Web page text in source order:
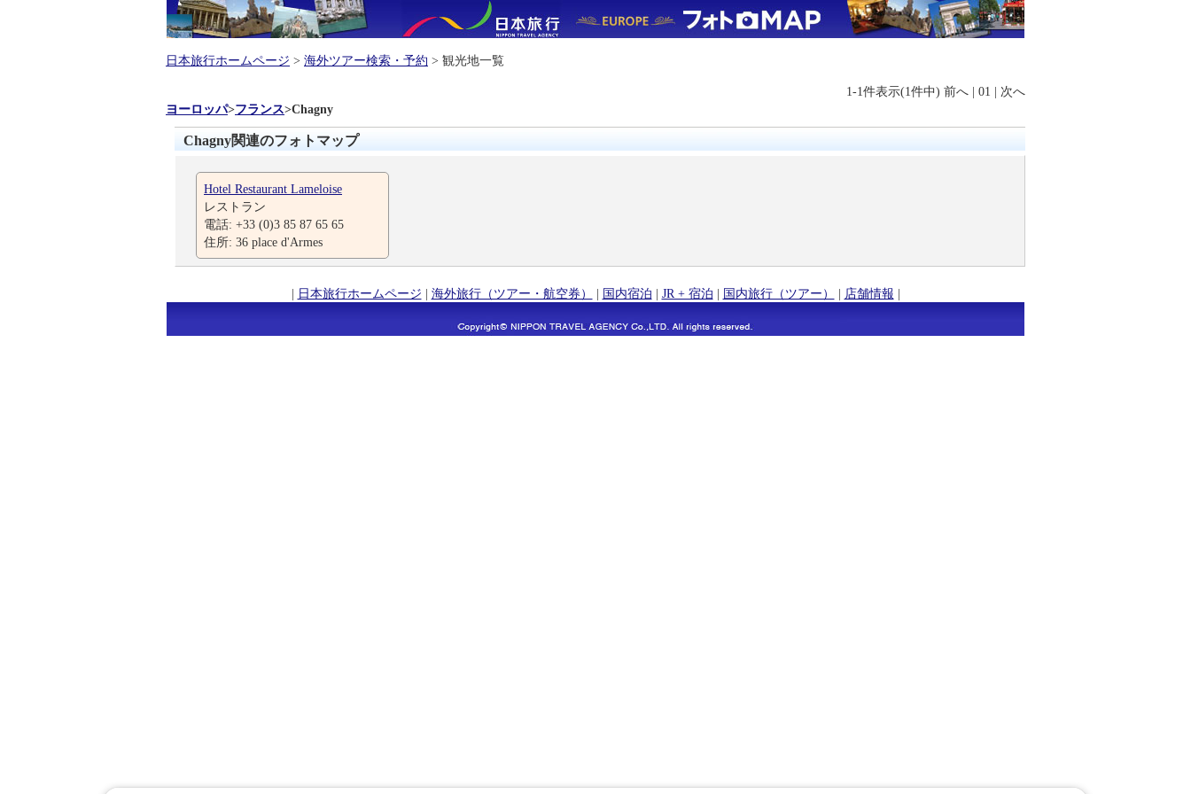
日本旅行ホームページ > 海外ツアー検索・予約 > 観光地一覧
1-1件表示(1件中) 前へ | 01 | 次へ
ヨーロッパ>フランス>Chagny
Chagny関連のフォトマップ
Hotel Restaurant Lameloise
レストラン
電話: +33 (0)3 85 87 65 65
住所: 36 place d'Armes
| 日本旅行ホームページ | 海外旅行（ツアー・航空券） | 国内宿泊 | JR + 宿泊 | 国内旅行（ツアー） | 店舗情報 |